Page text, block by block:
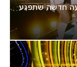
הצבעה חדשה שתפגע